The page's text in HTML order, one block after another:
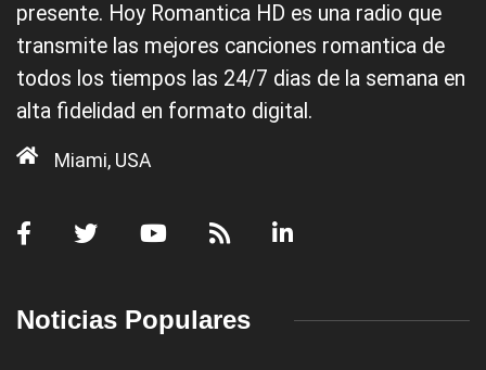
presente. Hoy Romantica HD es una radio que
transmite las mejores canciones romantica de
todos los tiempos las 24/7 dias de la semana en
alta fidelidad en formato digital.
Miami, USA
Noticias Populares